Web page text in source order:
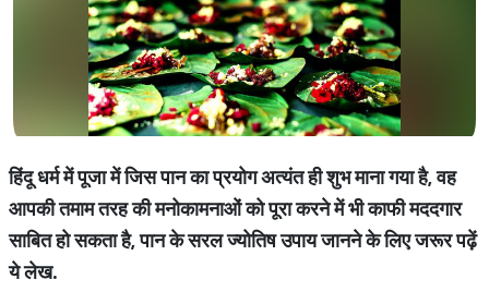
हिंदू धर्म में पूजा में जिस पान का प्रयोग अत्यंत ही शुभ माना गया है, वह
आपकी तमाम तरह की मनोकामनाओं को पूरा करने में भी काफी मददगार
साबित हो सकता है, पान के सरल ज्योतिष उपाय जानने के लिए जरूर पढ़ें
ये लेख.